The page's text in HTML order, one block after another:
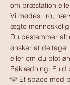
om præstation
Vi mødes i ro,
ægte
Du bestemmer
ønsker at deltage
eller om du blot
Påklædning: Fuld
🩵 Et space med